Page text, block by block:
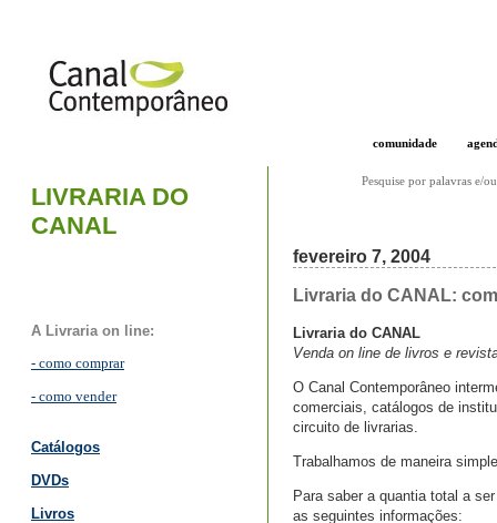
comunidade
LIVRARIA DO
CANAL
A Livraria on line:
- como comprar
- como vender
Catálogos
DVDs
Livros
Pesquise por palavras e/
fevereiro 7, 2004
Livraria do CANAL:
Livraria do CANAL
Venda on line de livros e
O Canal Contemporâneo
comerciais, catálogos de
circuito de livrarias.
Trabalhamos de maneira
Para saber a quantia total a
as seguintes informações: